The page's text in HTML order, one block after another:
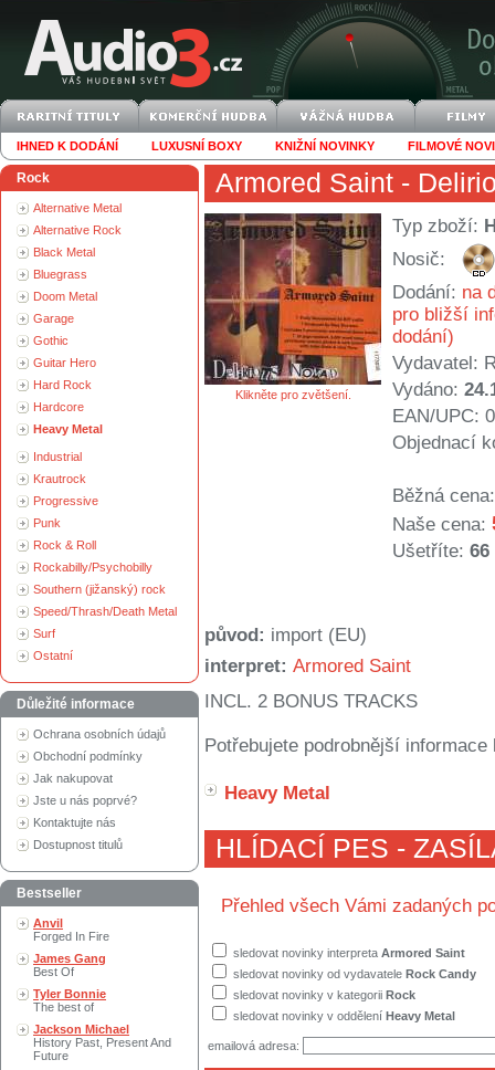
IHNED K DODÁNÍ LUXUSNÍ BOXY KNIŽNÍ NOVINKY FILMOVÉ
Rock
Alternative Metal
Alternative Rock
Black Metal
Bluegrass
Doom Metal
Garage
Gothic
Guitar Hero
Hard Rock
Hardcore
Heavy Metal
Industrial
Krautrock
Progressive
Punk
Rock & Roll
Rockabilly/Psychobilly
Southern (jižanský) rock
Speed/Thrash/Death Metal
Surf
Ostatní
Důležité informace
Ochrana osobních údajů
Obchodní podmínky
Jak nakupovat
Jste u nás poprvé?
Kontaktujte nás
Dostupnost titulů
Bestseller
Anvil
Forged In Fire
James Gang
Best Of
Tyler Bonnie
The best of
Jackson Michael
History Past, Present And
Future
Armored Saint -
Klikněte pro zvětšení.
Typ zboží:
Nosič:
Dodání: na
pro bližší
dodání)
Vydavatel:
Vydáno:
EAN/UPC:
Objednací
Běžná cena:
Naše cena:
Ušetříte: 66
původ: import (EU)
interpret: Armored Saint
INCL. 2 BONUS TRACKS
Potřebujete podrobnější
Heavy Metal
HLÍDACÍ PES -
Přehled všech Vámi zadaných
sledovat novinky interpreta Armored Saint
sledovat novinky od vydavatele Rock Candy
sledovat novinky v kategorii Rock
sledovat novinky v oddělení Heavy Metal
emailová adresa: